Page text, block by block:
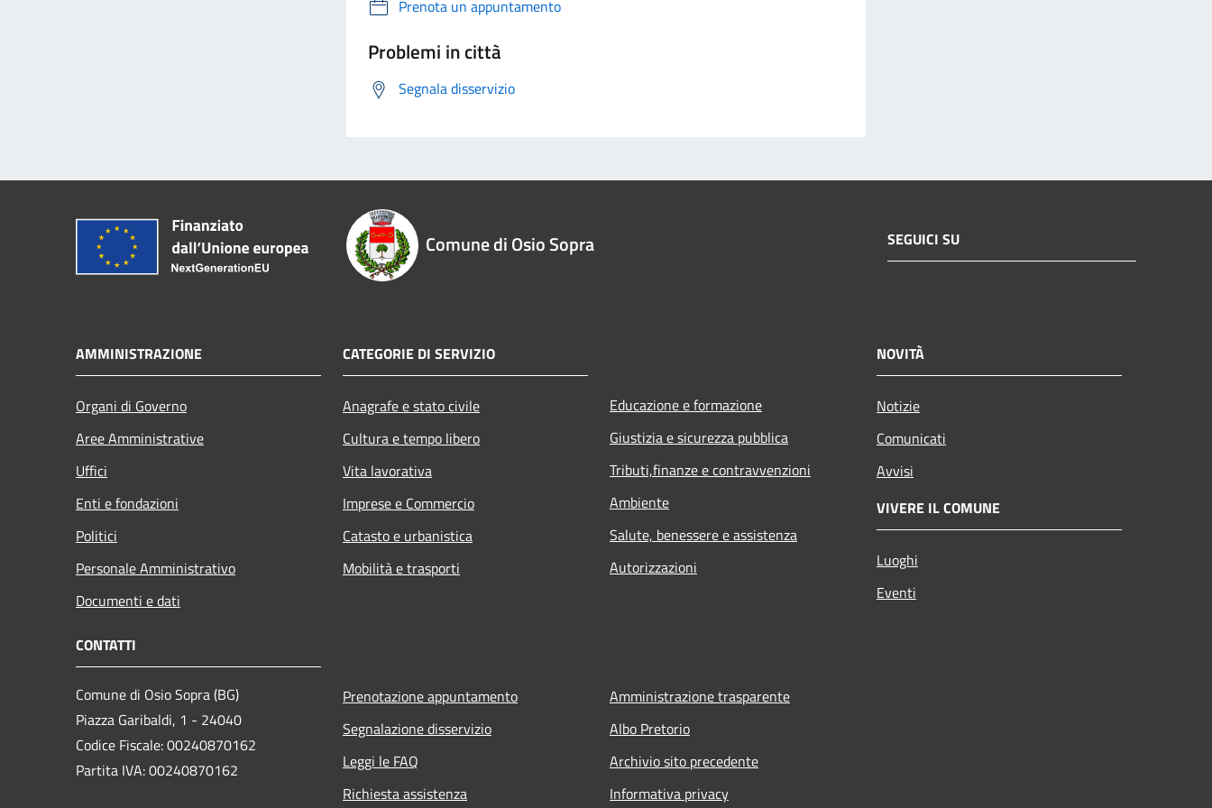
Prenota un appuntamento
Problemi in città
Segnala disservizio
Comune di Osio Sopra SEGUICI SU
AMMINISTRAZIONE
Organi di Governo
Aree Amministrative
Uffici
Enti e fondazioni
Politici
Personale Amministrativo
Documenti e dati
CATEGORIE DI SERVIZIO
Anagrafe e stato civile
Cultura e tempo libero
Vita lavorativa
Imprese e Commercio
Catasto e urbanistica
Mobilità e trasporti
Educazione e formazione
Giustizia e sicurezza pubblica
Tributi,finanze e contravvenzioni
Ambiente
Salute, benessere e assistenza
Autorizzazioni
NOVITÀ
Notizie
Comunicati
Avvisi
VIVERE IL COMUNE
Luoghi
Eventi
CONTATTI
Comune di Osio Sopra (BG)
Piazza Garibaldi, 1 - 24040
Codice Fiscale: 00240870162
Partita IVA: 00240870162
Prenotazione appuntamento
Segnalazione disservizio
Leggi le FAQ
Richiesta assistenza
Amministrazione trasparente
Albo Pretorio
Archivio sito precedente
Informativa privacy